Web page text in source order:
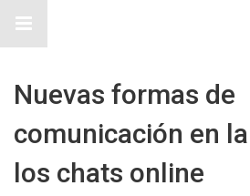
Nuevas formas de
comunicación en
los chats online